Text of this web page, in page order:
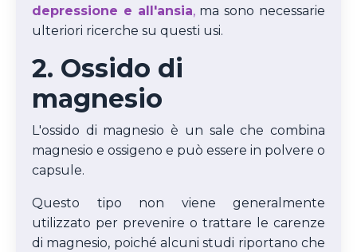
depressione e all'ansia,ma sono necessarie
ulteriori ricerche su questi usi.
2. Ossido di
magnesio
L'ossido di magnesio è un sale che combina
magnesio e ossigeno e può essere in polvere o
capsule.
Questo tipo non viene generalmente
utilizzato per prevenire o trattare le carenze
di magnesio, poiché alcuni studi riportano che